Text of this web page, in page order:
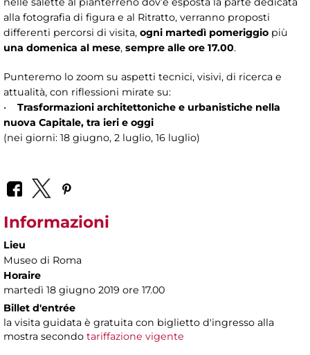
alla fotografia di figura e al Ritratto, verranno proposti
differenti percorsi di visita, ogni martedì pomeriggio più
una domenica al mese, sempre alle ore 17.00.
Punteremo lo zoom su aspetti tecnici, visivi, di ricerca e
attualità, con riflessioni mirate su:
• Trasformazioni architettoniche e urbanistiche nella
nuova Capitale, tra ieri e oggi
(nei giorni: 18 giugno, 2 luglio, 16 luglio)
Informazioni
Lieu
Museo di Roma
Horaire
martedì 18 giugno 2019 ore 17.00
Billet d'entrée
la visita guidata è gratuita con biglietto d'ingresso alla
mostra secondo tariffazione vigente